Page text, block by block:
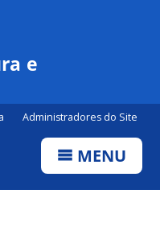
e
Administradores do Site
MENU